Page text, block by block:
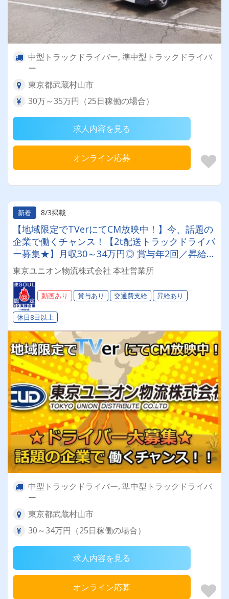
中型トラックドライバー, 準中型トラックドライバ
ー
東京都武蔵村山市
30万～35万円（25日稼働の場合）
求人内容を見る
オンライン応募
新着 8/3掲載
【地域限定でTVerにてCM放映中！】今、話題の
企業で働くチャンス！【2t配送トラックドライバ
ー募集★】月収30～34万円◎ 賞与年2回／昇給有
／福利厚生充実／仕事量安定／未経験歓迎◎【年
間休日113日以上】連休もあり◎プライベート充
実可◎「安心・安全」で働く。東京ユニオン物流
でドライバーライフを送りませんか？
東京ユニオン物流株式会社 本社営業所
動画あり 賞与あり 交通費支給 昇給あり
休日8日以上
中型トラックドライバー, 準中型トラックドライバ
ー
東京都武蔵村山市
30～34万円（25日稼働の場合）
求人内容を見る
オンライン応募